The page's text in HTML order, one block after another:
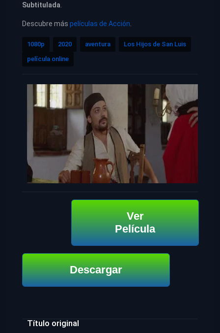
Subtitulada
Descubre más películas de Acción
1080p 2020 aventura
Los Hijos de San Luis
película online
Ver
Película
Descargar
Título original